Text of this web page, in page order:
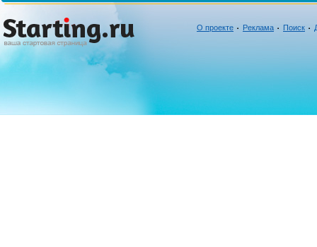
О проекте Реклама Поиск